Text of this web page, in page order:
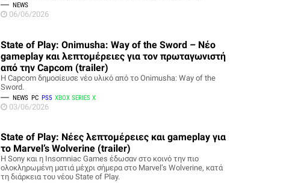
NEWS
06/06/2026
State of Play: Onimusha: Way of the Sword – Νέο
gameplay και λεπτομέρειες για τον πρωταγωνιστή
από την Capcom (trailer)
Η Capcom δημοσίευσε νέο υλικό από το Onimusha: Way of the
Sword.
NEWS PC PS5 XBOX SERIES X
03/06/2026
State of Play: Νέες λεπτομέρειες και gameplay για
το Marvel’s Wolverine (trailer)
Η Sony και η Insomniac Games έδωσαν στο κοινό την πιο
ολοκληρωμένη ματιά μέχρι σήμερα στο Marvel’s Wolverine, κατά
τη διάρκεια του νέου State of Play.